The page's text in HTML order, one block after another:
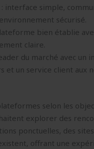
interface simple,
sécurisé.
bien établie
claire.
du marché avec un
et un service client aux
selon les
explorer des
ponctuelles, des
offrant une